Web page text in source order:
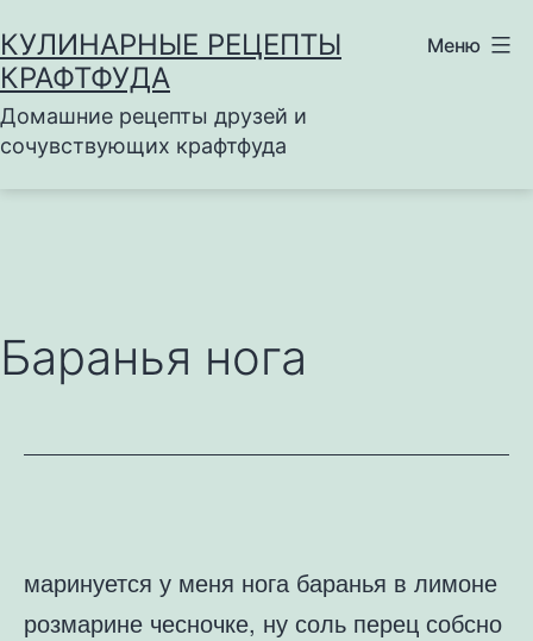
к
содержимому
КУЛИНАРНЫЕ РЕЦЕПТЫ
КРАФТФУДА
Домашние рецепты друзей и
сочувствующих крафтфуда
Меню
Баранья нога
маринуется у меня нога баранья в лимоне
розмарине чесночке, ну соль перец собсно